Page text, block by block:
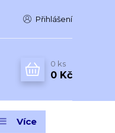
Přihlášení
0 ks
0 Kč
Více